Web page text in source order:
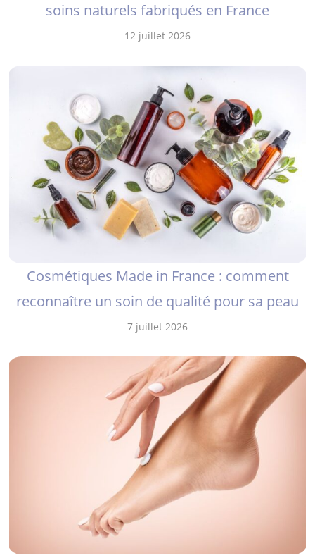
soins naturels fabriqués en France
12 juillet 2026
Cosmétiques Made in France : comment
reconnaître un soin de qualité pour sa peau
7 juillet 2026